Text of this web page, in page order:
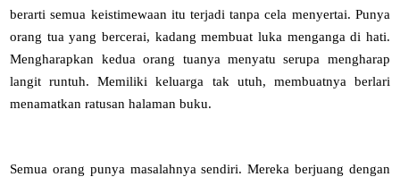
berarti semua keistimewaan itu terjadi tanpa cela menyertai. Punya
orang tua yang bercerai, kadang membuat luka menganga di hati.
Mengharapkan kedua orang tuanya menyatu serupa mengharap
langit runtuh. Memiliki keluarga tak utuh, membuatnya berlari
menamatkan ratusan halaman buku.
Semua orang punya masalahnya sendiri. Mereka berjuang dengan